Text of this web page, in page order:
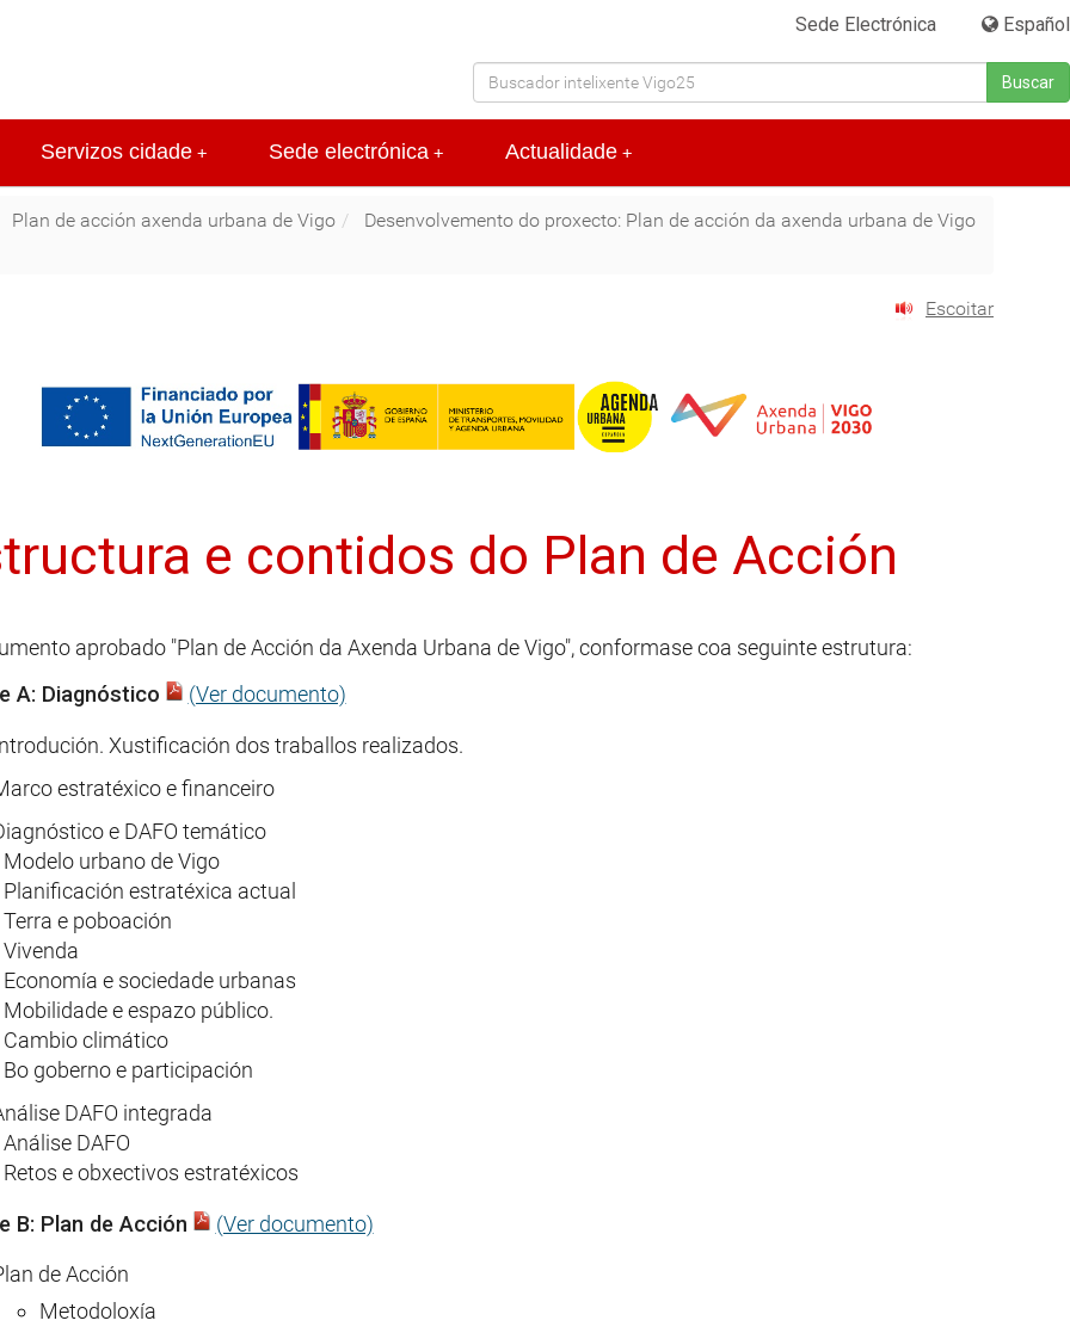
Sede Electrónica Español
Buscar
+
Servizos cidade +
Sede electrónica +
Actualidade
Plan de acción axenda urbana de Vigo Desenvolvemento do proxecto: Plan de acción da axenda urbana de Vigo
Escoitar
e contidos do Plan de Acción
aprobado "Plan de Acción da Axenda Urbana de Vigo", conformase coa seguinte estrutura:
A: Diagnóstico
(Ver documento)
Xustificación dos traballos realizados.
estratéxico e financeiro
e DAFO temático
Modelo urbano de Vigo
Planificación estratéxica actual
Terra e poboación
Vivenda
Economía e sociedade urbanas
Mobilidade e espazo público.
Cambio climático
Bo goberno e participación
DAFO integrada
Análise DAFO
Retos e obxectivos estratéxicos
B: Plan de Acción (Ver documento)
de Acción
Metodoloxía